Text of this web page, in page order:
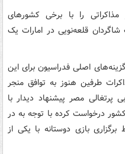
را با برخی کشورهای
قلعه‌نویی در امارات یک
اصلی فدراسیون برای این
طرفین هنوز به توافق منجر
پرتغالی مصر پیشنهاد دیدار با
درخواست کرده با توجه به در
بازی دوستانه با یکی از